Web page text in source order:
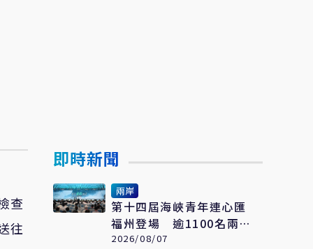
查
往
即時新聞
兩岸
第十四屆海峽青年連心匯
福州登場 逾1100名兩岸
青年參與交流
2026/08/07